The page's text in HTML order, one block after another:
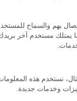
بهم والسماح
مستخدم آخر
نستخدم هذه
وخدمات جديدة.